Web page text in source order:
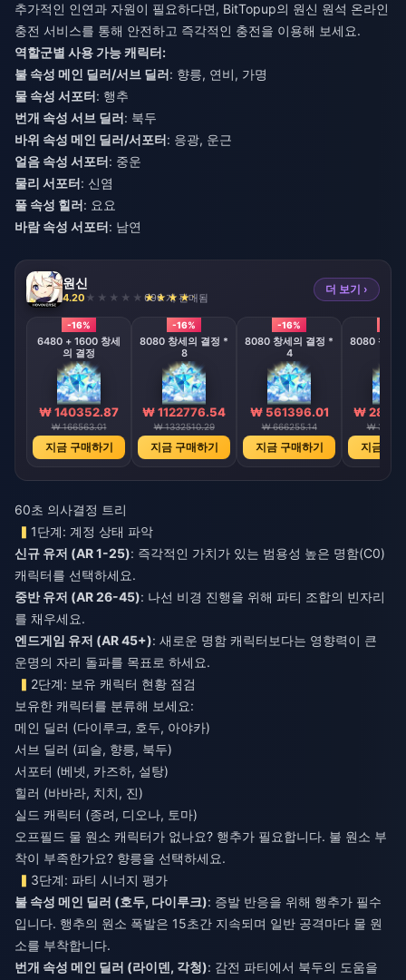
추가적인 인연과 자원이 필요하다면, BitTopup의 원신 원석 온라인
충전 서비스를 통해 안전하고 즉각적인 충전을 이용해 보세요.
역할군별 사용 가능 캐릭터:
불 속성 메인 딜러/서브 딜러: 향릉, 연비, 가명
물 속성 서포터: 행추
번개 속성 서브 딜러: 북두
바위 속성 메인 딜러/서포터: 응광, 운근
얼음 속성 서포터: 중운
물리 서포터: 신염
풀 속성 힐러: 요요
바람 속성 서포터: 남연
원신
4.20 696 개 판매됨
더 보기 ›
-16%
6480 + 1600 창세
의 결정
₩ 140352.87
₩ 166563.01
지금 구매하기
-16%
8080 창세의 결정 *
8
₩ 1122776.54
₩ 1332510.29
지금 구매하기
-16%
8080 창세의 결정 *
4
₩ 561396.01
₩ 666255.14
지금 구매하기
8080 창세
₩
₩
지금 구
60초 의사결정 트리
1단계: 계정 상태 파악
신규 유저 (AR 1-25): 즉각적인 가치가 있는 범용성 높은 명함(C0)
캐릭터를 선택하세요.
중반 유저 (AR 26-45): 나선 비경 진행을 위해 파티 조합의 빈자리
를 채우세요.
엔드게임 유저 (AR 45+): 새로운 명함 캐릭터보다는 영향력이 큰
운명의 자리 돌파를 목표로 하세요.
2단계: 보유 캐릭터 현황 점검
보유한 캐릭터를 분류해 보세요:
메인 딜러 (다이루크, 호두, 아야카)
서브 딜러 (피슬, 향릉, 북두)
서포터 (베넷, 카즈하, 설탕)
힐러 (바바라, 치치, 진)
실드 캐릭터 (종려, 디오나, 토마)
오프필드 물 원소 캐릭터가 없나요? 행추가 필요합니다. 불 원소 부
착이 부족한가요? 향릉을 선택하세요.
3단계: 파티 시너지 평가
불 속성 메인 딜러 (호두, 다이루크): 증발 반응을 위해 행추가 필수
입니다. 행추의 원소 폭발은 15초간 지속되며 일반 공격마다 물 원
소를 부착합니다.
번개 속성 메인 딜러 (라이덴, 각청): 감전 파티에서 북두의 도움을